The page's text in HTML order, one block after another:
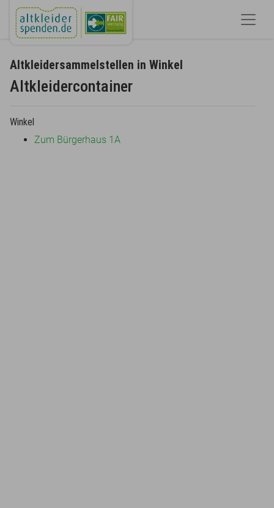
Altkleidersammelstellen in Winkel
Altkleidercontainer
Winkel
Zum Bürgerhaus 1A